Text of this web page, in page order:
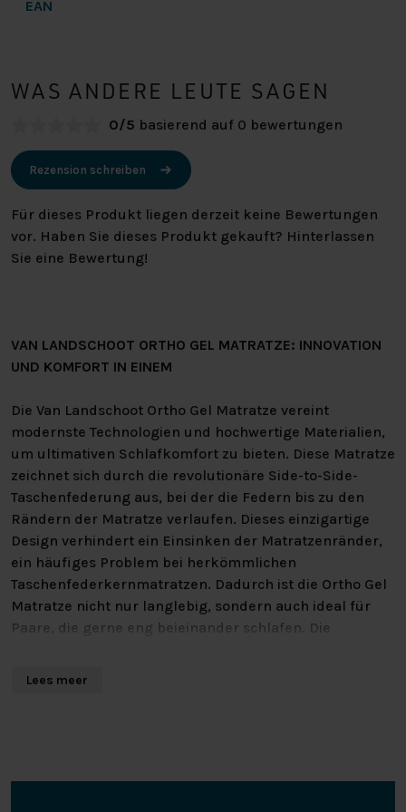
EAN
WAS ANDERE LEUTE SAGEN
0/5 basierend auf 0 bewertungen
Rezension schreiben
Für dieses Produkt liegen derzeit keine Bewertungen
vor. Haben Sie dieses Produkt gekauft? Hinterlassen
Sie eine Bewertung!
VAN LANDSCHOOT ORTHO GEL MATRATZE: INNOVATION
UND KOMFORT IN EINEM
Die Van Landschoot Ortho Gel Matratze vereint
modernste Technologien und hochwertige Materialien,
um ultimativen Schlafkomfort zu bieten. Diese Matratze
zeichnet sich durch die revolutionäre Side-to-Side-
Taschenfederung aus, bei der die Federn bis zu den
Rändern der Matratze verlaufen. Dieses einzigartige
Design verhindert ein Einsinken der Matratzenränder,
ein häufiges Problem bei herkömmlichen
Taschenfederkernmatratzen. Dadurch ist die Ortho Gel
Matratze nicht nur langlebig, sondern auch ideal für
Paare, die gerne eng beieinander schlafen. Die
BESONDERS?
Lees meer